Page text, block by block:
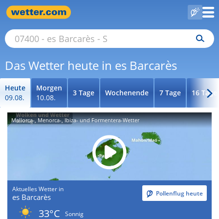
Das Wetter heute in es Barcarès
Heute
09.08.
Morgen
10.08.
3 Tage Wochenende 7 Tage 16 Tage
Mallorca-, Menorca-, Ibiza- und Formentera-Wetter
Aktuelles Wetter in
es Barcarès Pollenflug heute
33°C
Sonnig